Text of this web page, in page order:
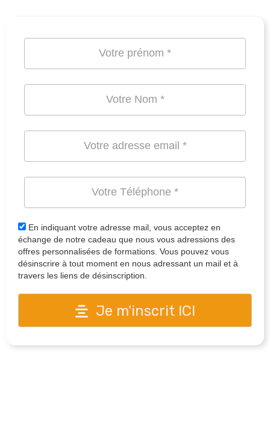
En indiquant votre adresse mail, vous acceptez en
échange de notre cadeau que nous vous adressions des
offres personnalisées de formations. Vous pouvez vous
désinscrire à tout moment en nous adressant un mail et à
travers les liens de désinscription.
Je m'inscrit ICI